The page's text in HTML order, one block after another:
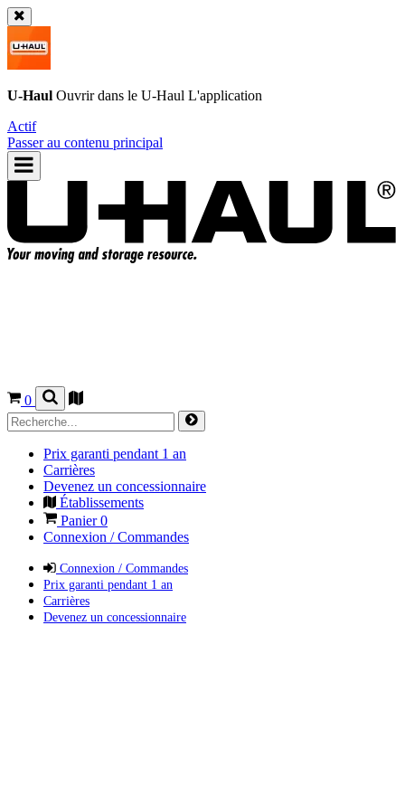
U-Haul Ouvrir dans le U-Haul L'application
Actif
Passer au contenu principal
0
Prix garanti pendant 1 an
Carrières
Devenez un concessionnaire
Établissements
Panier0
Connexion / Commandes
Connexion / Commandes
Prix garanti pendant 1 an
Carrières
Devenez un concessionnaire